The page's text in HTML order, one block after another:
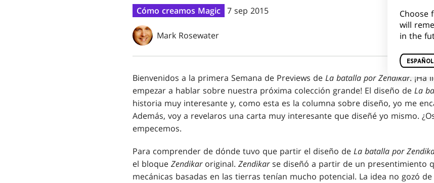
Cómo creamos Magic 7 sep 2015
Mark Rosewater
Bienvenidos a la primera Semana de Previews de La batalla por Zendikar. ¡Ha
empezar a hablar sobre nuestra próxima colección grande! El diseño de La
historia muy interesante y, como esta es la columna sobre diseño, yo me
Además, voy a revelaros una carta muy interesante que diseñé yo mismo.
empecemos.
Para comprender de dónde tuvo que partir el diseño de La batalla por
el bloque Zendikaroriginal. Zendikarse diseñó a partir de un presentimiento
mecánicas basadas en las tierras tenían mucho potencial. La idea no gozó
Choose
will
in the
ESPAÑOL